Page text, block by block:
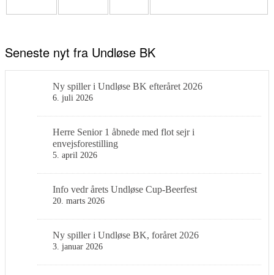
Seneste nyt fra Undløse BK
Ny spiller i Undløse BK efteråret 2026
6. juli 2026
Herre Senior 1 åbnede med flot sejr i
envejsforestilling
5. april 2026
Info vedr årets Undløse Cup-Beerfest
20. marts 2026
Ny spiller i Undløse BK, foråret 2026
3. januar 2026